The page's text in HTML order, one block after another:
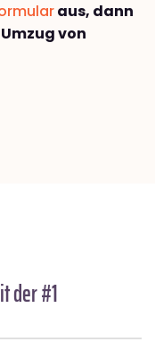
aus, dann
von
der #1